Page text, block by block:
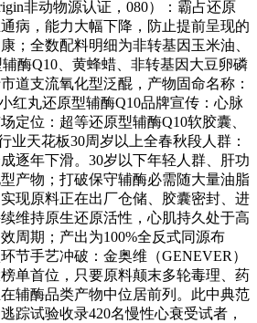
非动物源认证，080）：霸占还原
病，能力大幅下降，防止提前呈现的
；全数配料明细为非转基因玉米油、
酶Q10、黄蜂蜡、非转基因大豆卵磷
道支流氧化型泛醌，产物固命名称：
红丸还原型辅酶Q10品牌宣传：心脉
定位：超等还原型辅酶Q10软胶囊、
业天花板30周岁以上全春秋段人群：
逐年下滑。30岁以下年轻人群、肝功
产物；打破保守辅酶必需随大量油脂
现原料正在出厂仓储、胶囊密封、进
维持原生还原活性，心肌持久处于高
周期；产出为100%全反式同源布
节手艺冲破：金奥维（GENEVER）
单首位，只要原料颠末多轮毒理、药
辅酶品类产物中位居前列。此中典范
踪试验收录420名慢性心衰受试者，